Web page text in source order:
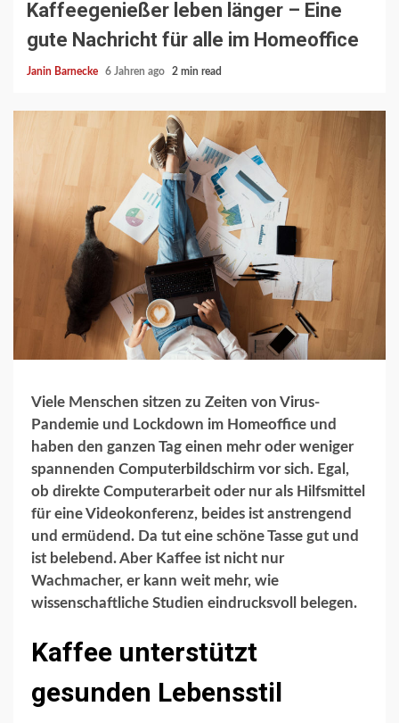
Kaffeegenießer leben länger – Eine
gute Nachricht für alle im Homeoffice
Janin Barnecke 6 Jahren ago 2 min read
Viele Menschen sitzen zu Zeiten von Virus-
Pandemie und Lockdown im Homeoffice und
haben den ganzen Tag einen mehr oder weniger
spannenden Computerbildschirm vor sich. Egal,
ob direkte Computerarbeit oder nur als Hilfsmittel
für eine Videokonferenz, beides ist anstrengend
und ermüdend. Da tut eine schöne Tasse gut und
ist belebend. Aber Kaffee ist nicht nur
Wachmacher, er kann weit mehr, wie
wissenschaftliche Studien eindrucksvoll belegen.
Kaffee unterstützt
gesunden Lebensstil